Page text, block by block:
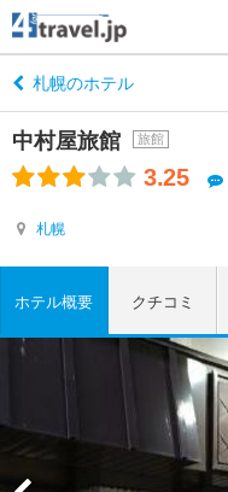
札幌のホテル
中村屋旅館 旅館
3.25
札幌
ホテル概要 クチコミ